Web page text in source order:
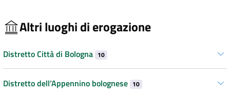
Altri luoghi di erogazione
Distretto Città di Bologna 10
Distretto dell’Appennino bolognese 10